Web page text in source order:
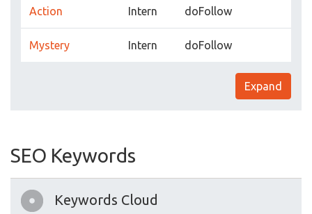
Action Intern doFollow
Mystery Intern doFollow
Expand
SEO Keywords
Keywords Cloud